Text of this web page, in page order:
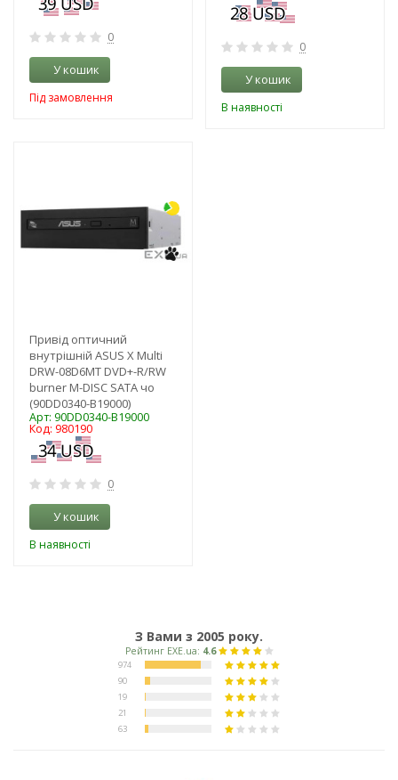
0
У кошик
Під замовлення
0
У кошик
В наявності
Привід оптичний
внутрішній ASUS X Multi
DRW-08D6MT DVD+-R/RW
burner M-DISC SATA чо
(90DD0340-B19000)
Арт: 90DD0340-B19000
Код: 980190
0
У кошик
В наявності
З Вами з 2005 року.